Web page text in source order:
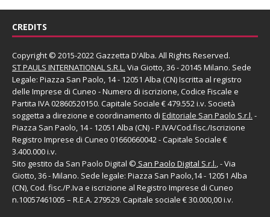
CREDITS
Copyright © 2015-2022 Gazzetta D'Alba. All Rights Reserved.
ST PAULS INTERNATIONAL S.R.L. Via Giotto, 36 - 20145 Milano. Sede
Legale: Piazza San Paolo, 14 - 12051 Alba (CN) Iscritta al registro
delle Imprese di Cuneo - Numero di iscrizione, Codice Fiscale e
Partita IVA 02860520150. Capitale Sociale € 479.552 i.v. Società
soggetta a direzione e coordinamento di Editoriale San Paolo S.r.l. -
Piazza San Paolo, 14 - 12051 Alba (CN) - P.IVA/Cod.fisc./Iscrizione
Registro Imprese di Cuneo 01660660042 - Capitale Sociale €
3.400.000 i.v.
Sito gestito da San Paolo Digital © San Paolo Digital S.r.l., - Via
Giotto, 36 - Milano. Sede legale: Piazza San Paolo,14 - 12051 Alba
(CN), Cod. fisc./P.Iva e iscrizione al Registro Imprese di Cuneo
n.10057461005 – R.E.A. 279529. Capitale sociale € 30.000,00 i.v.